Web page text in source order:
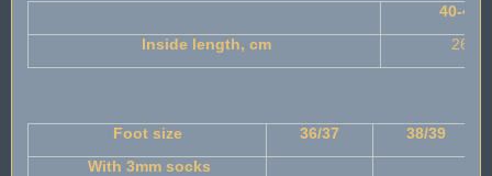
40-42
Inside length, cm
26
Foot size 36/37
38/39
With 3mm socks